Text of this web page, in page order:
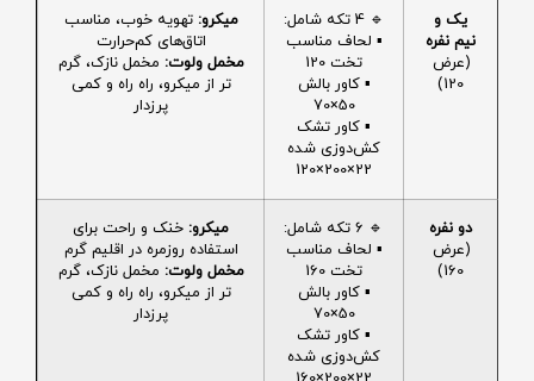
یک و
نیم نفره
(عرض
120)
🔹 4 تکه شامل:
▪️ لحاف مناسب
تخت 120
▪️ کاور بالش
50×70
▪️ کاور تشک
کش‌دوزی شده
22×200×120
میکرو: تهویه خوب، مناسب
اتاق‌های کم‌حرارت
مخمل ولوت: مخمل نازک، گرم
تر از میکرو، راه راه و کمی
پرزدار
دو نفره
(عرض
160)
🔹 6 تکه شامل:
▪️ لحاف مناسب
تخت 160
▪️ کاور بالش
50×70
▪️ کاور تشک
کش‌دوزی شده
میکرو: خنک و راحت برای
استفاده روزمره در اقلیم گرم
مخمل ولوت: مخمل نازک، گرم
تر از میکرو، راه راه و کمی
پرزدار